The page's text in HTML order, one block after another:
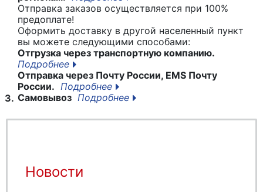
Отправка заказов осуществляется при 100%
предоплате!
Оформить доставку в другой населенный пункт
вы можете следующими способами:
Отгрузка через транспортную компанию.
Подробнее
Отправка через Почту России, EMS Почту
России. Подробнее
3. Самовывоз Подробнее
Новости